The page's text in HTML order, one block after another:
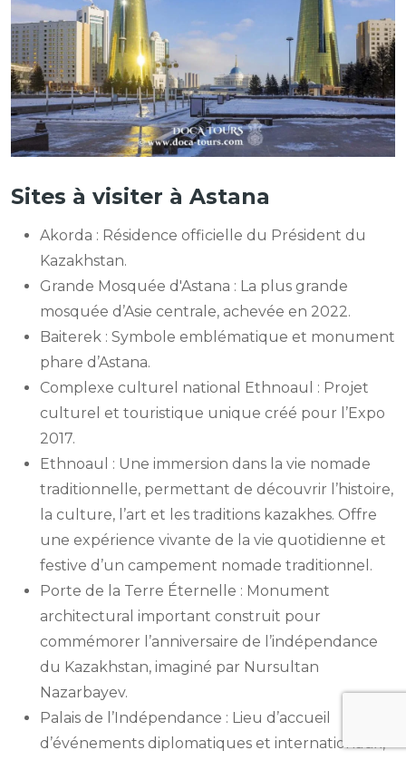
Sites à visiter à Astana
Akorda : Résidence officielle du Président du
Kazakhstan.
Grande Mosquée d'Astana : La plus grande
mosquée d’Asie centrale, achevée en 2022.
Baiterek : Symbole emblématique et monument
phare d’Astana.
Complexe culturel national Ethnoaul : Projet
culturel et touristique unique créé pour l’Expo
2017.
Ethnoaul : Une immersion dans la vie nomade
traditionnelle, permettant de découvrir l’histoire,
la culture, l’art et les traditions kazakhes. Offre
une expérience vivante de la vie quotidienne et
festive d’un campement nomade traditionnel.
Porte de la Terre Éternelle : Monument
architectural important construit pour
commémorer l’anniversaire de l’indépendance
du Kazakhstan, imaginé par Nursultan
Nazarbayev.
Palais de l’Indépendance : Lieu d’accueil
d’événements diplomatiques et internationaux,